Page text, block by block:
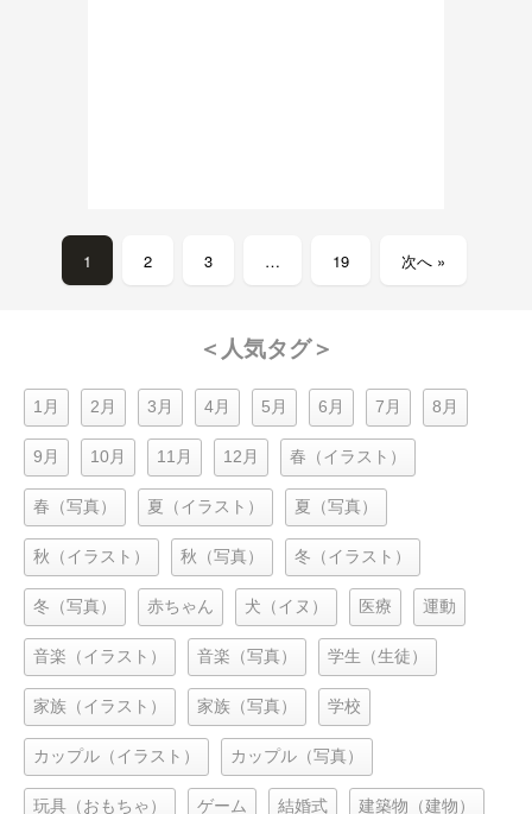
1 2 3 … 19 次へ »
＜人気タグ＞
1月 2月 3月 4月 5月 6月 7月 8月
9月 10月 11月 12月 春（イラスト）
春（写真） 夏（イラスト） 夏（写真）
秋（イラスト） 秋（写真） 冬（イラスト）
冬（写真） 赤ちゃん 犬（イヌ） 医療 運動
音楽（イラスト） 音楽（写真） 学生（生徒）
家族（イラスト） 家族（写真） 学校
カップル（イラスト） カップル（写真）
玩具（おもちゃ） ゲーム 結婚式 建築物（建物）